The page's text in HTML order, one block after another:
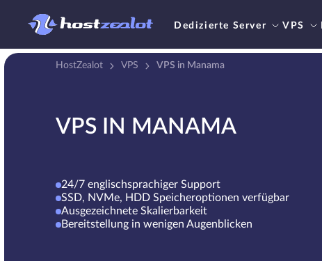
Dedizierte Server VPS
HostZealot VPS VPS in Manama
VPS IN MANAMA
24/7 englischsprachiger Support
SSD, NVMe, HDD Speicheroptionen verfügbar
Ausgezeichnete Skalierbarkeit
Bereitstellung in wenigen Augenblicken